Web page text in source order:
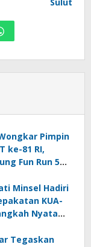
Pimpin
ke-81 RI,
Fun Run 5
Minsel Hadiri
KUA-
Nyata
Tegaskan